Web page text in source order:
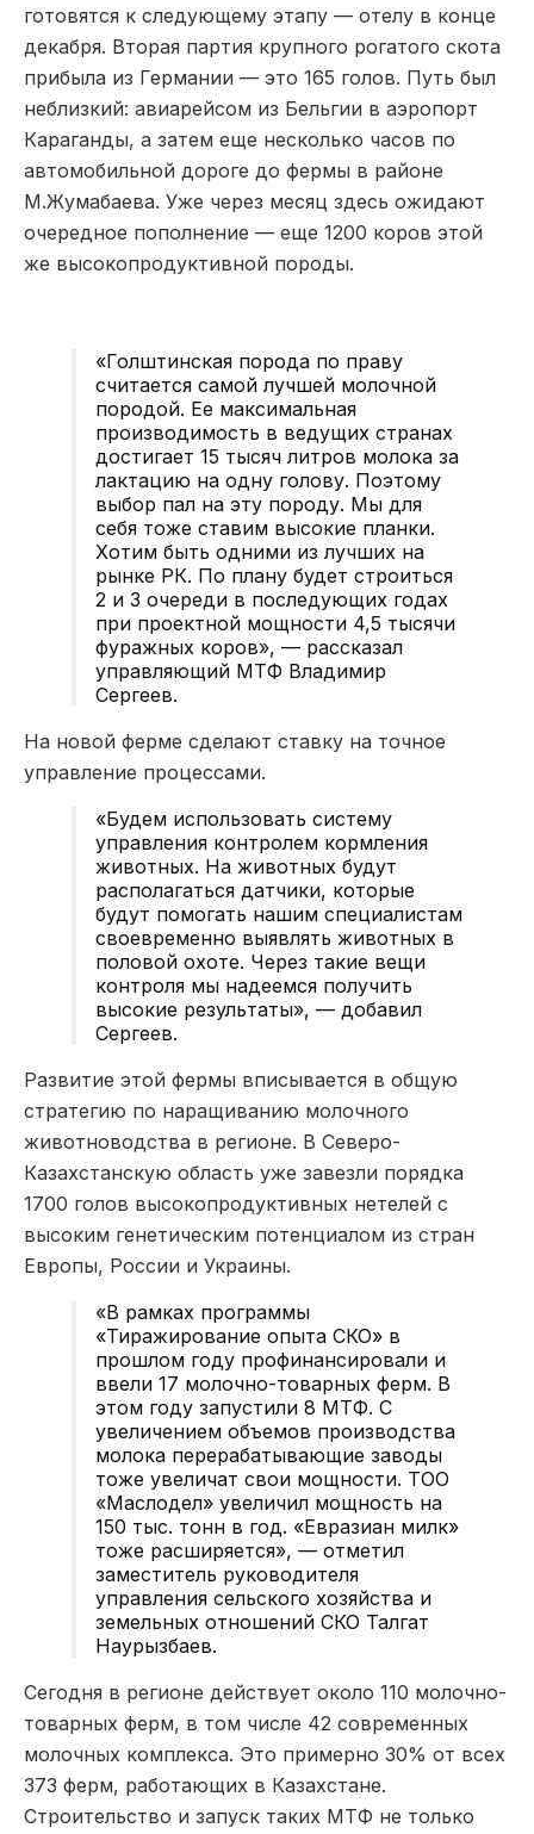
готовятся к следующему этапу — отелу в конце
декабря. Вторая партия крупного рогатого скота
прибыла из Германии — это 165 голов. Путь был
неблизкий: авиарейсом из Бельгии в аэропорт
Караганды, а затем еще несколько часов по
автомобильной дороге до фермы в районе
М.Жумабаева. Уже через месяц здесь ожидают
очередное пополнение — еще 1200 коров этой
же высокопродуктивной породы.
«Голштинская порода по праву
считается самой лучшей молочной
породой. Ее максимальная
производимость в ведущих странах
достигает 15 тысяч литров молока за
лактацию на одну голову. Поэтому
выбор пал на эту породу. Мы для
себя тоже ставим высокие планки.
Хотим быть одними из лучших на
рынке РК. По плану будет строиться
2 и 3 очереди в последующих годах
при проектной мощности 4,5 тысячи
фуражных коров», — рассказал
управляющий МТФ Владимир
Сергеев.
На новой ферме сделают ставку на точное
управление процессами.
«Будем использовать систему
управления контролем кормления
животных. На животных будут
располагаться датчики, которые
будут помогать нашим специалистам
своевременно выявлять животных в
половой охоте. Через такие вещи
контроля мы надеемся получить
высокие результаты», — добавил
Сергеев.
Развитие этой фермы вписывается в общую
стратегию по наращиванию молочного
животноводства в регионе. В Северо-
Казахстанскую область уже завезли порядка
1700 голов высокопродуктивных нетелей с
высоким генетическим потенциалом из стран
Европы, России и Украины.
«В рамках программы
«Тиражирование опыта СКО» в
прошлом году профинансировали и
ввели 17 молочно-товарных ферм. В
этом году запустили 8 МТФ. С
увеличением объемов производства
молока перерабатывающие заводы
тоже увеличат свои мощности. ТОО
«Маслодел» увеличил мощность на
150 тыс. тонн в год. «Евразиан милк»
тоже расширяется», — отметил
заместитель руководителя
управления сельского хозяйства и
земельных отношений СКО Талгат
Наурызбаев.
Сегодня в регионе действует около 110 молочно-
товарных ферм, в том числе 42 современных
молочных комплекса. Это примерно 30% от всех
373 ферм, работающих в Казахстане.
Строительство и запуск таких MТФ не только